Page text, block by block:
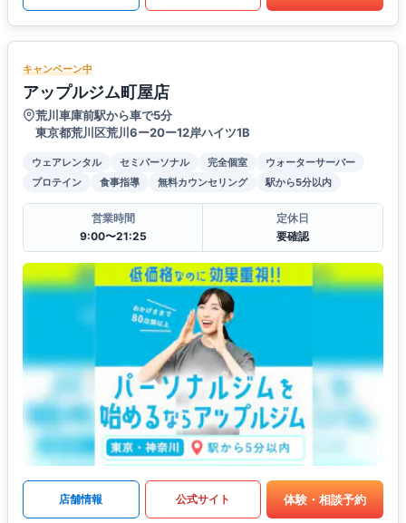
キャンペーン中
アップルジム町屋店
荒川車庫前駅から車で5分
東京都荒川区荒川6ー20ー12岸ハイツ1B
ウェアレンタル セミパーソナル 完全個室
ウォーターサーバー
プロテイン
食事指導 無料カウンセリング 駅から5分以内
営業時間
9:00〜21:25
定休日
要確認
店舗情報 公式サイト 体験・相談予約